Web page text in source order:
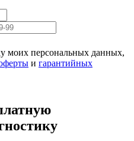
моих персональных данных,
и гарантийных